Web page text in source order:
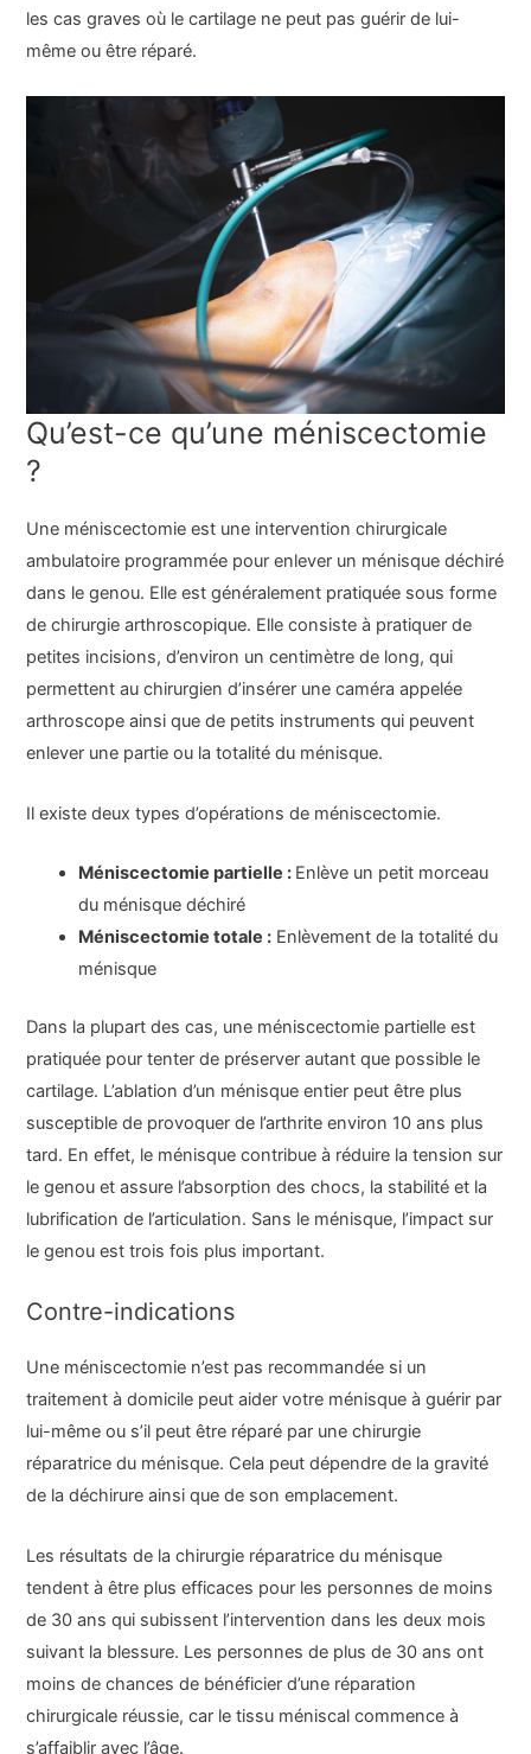
les cas graves où le cartilage ne peut pas guérir de lui-
même ou être réparé.
Qu’est-ce qu’une méniscectomie
?
Une méniscectomie est une intervention chirurgicale
ambulatoire programmée pour enlever un ménisque déchiré
dans le genou. Elle est généralement pratiquée sous forme
de chirurgie arthroscopique. Elle consiste à pratiquer de
petites incisions, d’environ un centimètre de long, qui
permettent au chirurgien d’insérer une caméra appelée
arthroscope ainsi que de petits instruments qui peuvent
enlever une partie ou la totalité du ménisque.
Il existe deux types d’opérations de méniscectomie.
Méniscectomie partielle : Enlève un petit morceau
du ménisque déchiré
Méniscectomie totale : Enlèvement de la totalité du
ménisque
Dans la plupart des cas, une méniscectomie partielle est
pratiquée pour tenter de préserver autant que possible le
cartilage. L’ablation d’un ménisque entier peut être plus
susceptible de provoquer de l’arthrite environ 10 ans plus
tard. En effet, le ménisque contribue à réduire la tension sur
le genou et assure l’absorption des chocs, la stabilité et la
lubrification de l’articulation. Sans le ménisque, l’impact sur
le genou est trois fois plus important.
Contre-indications
Une méniscectomie n’est pas recommandée si un
traitement à domicile peut aider votre ménisque à guérir par
lui-même ou s’il peut être réparé par une chirurgie
réparatrice du ménisque. Cela peut dépendre de la gravité
de la déchirure ainsi que de son emplacement.
Les résultats de la chirurgie réparatrice du ménisque
tendent à être plus efficaces pour les personnes de moins
de 30 ans qui subissent l’intervention dans les deux mois
suivant la blessure. Les personnes de plus de 30 ans ont
moins de chances de bénéficier d’une réparation
chirurgicale réussie, car le tissu méniscal commence à
s’affaiblir avec l’âge.